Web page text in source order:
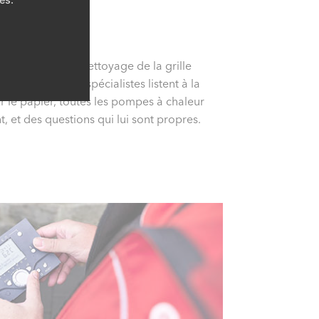
Il s’occupe du nettoyage de la grille
les deux spécialistes listent à la
le papier, toutes les pompes à chaleur
et des questions qui lui sont propres.